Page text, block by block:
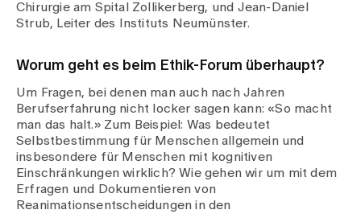
Events
Über uns
Aktuelles
Jobs & Karriere
Chirurgie am Spital Zollikerberg, und Jean-Daniel
Strub, Leiter des Instituts Neumünster.
Worum geht es beim Ethik-Forum überhaupt?
Um Fragen, bei denen man auch nach Jahren
Berufserfahrung nicht locker sagen kann: «So macht
man das halt.» Zum Beispiel: Was bedeutet
Selbstbestimmung für Menschen allgemein und
insbesondere für Menschen mit kognitiven
Einschränkungen wirklich? Wie gehen wir um mit dem
Erfragen und Dokumentieren von
Reanimationsentscheidungen in den